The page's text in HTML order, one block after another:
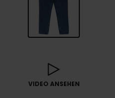
VIDEO ANSEHEN